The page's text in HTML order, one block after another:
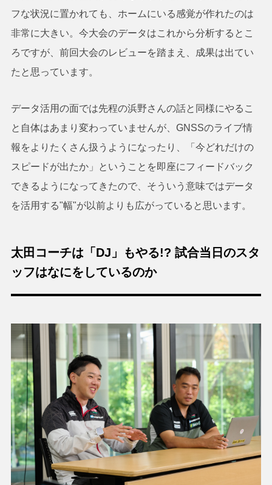
フな状況に置かれても、ホームにいる感覚が作れたのは
非常に大きい。今大会のデータはこれから分析するとこ
ろですが、前回大会のレビューを踏まえ、成果は出てい
たと思っています。
データ活用の面では先程の浜野さんの話と同様にやるこ
と自体はあまり変わっていませんが、GNSSのライブ情
報をよりたくさん扱うようになったり、「今どれだけの
スピードが出たか」ということを即座にフィードバック
できるようになってきたので、そういう意味ではデータ
を活用する"幅"が以前よりも広がっていると思います。
太田コーチは「DJ」もやる!? 試合当日のスタ
ッフはなにをしているのか